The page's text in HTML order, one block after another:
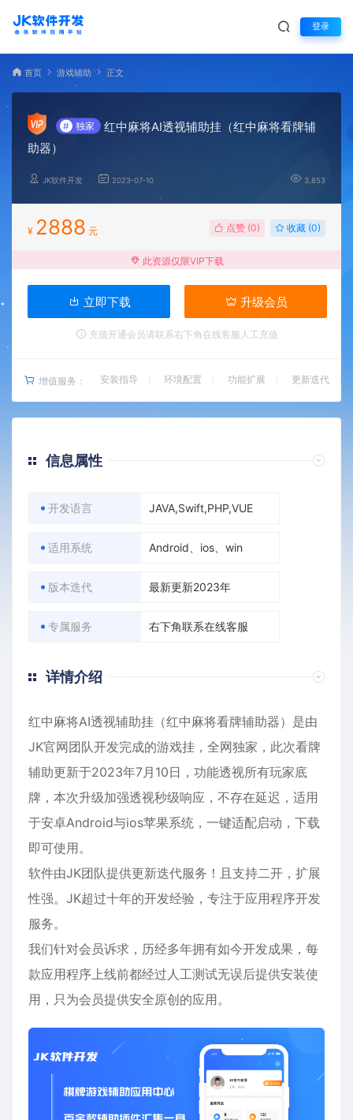
登录
首页 游戏辅助 正文
# 独家
红中麻将AI透视辅助挂（红中麻将看牌辅
助器）
JK软件开发 2023-07-10 3,853
¥ 2888 元 点赞 (0) 收藏 (0)
此资源仅限VIP下载
立即下载 升级会员
充值开通会员请联系右下角在线客服人工充值
增值服务： 安装指导 环境配置 功能扩展 更新迭代
信息属性
开发语言 JAVA,Swift,PHP,VUE
适用系统 Android、ios、win
版本迭代 最新更新2023年
专属服务 右下角联系在线客服
详情介绍
红中麻将AI透视辅助挂（红中麻将看牌辅助器）是由
JK官网团队开发完成的游戏挂，全网独家，此次看牌
辅助更新于2023年7月10日，功能透视所有玩家底
牌，本次升级加强透视秒级响应，不存在延迟，适用
于安卓Android与ios苹果系统，一键适配启动，下载
即可使用。
软件由JK团队提供更新迭代服务！且支持二开，扩展
性强。JK超过十年的开发经验，专注于应用程序开发
服务。
我们针对会员诉求，历经多年拥有如今开发成果，每
款应用程序上线前都经过人工测试无误后提供安装使
用，只为会员提供安全原创的应用。